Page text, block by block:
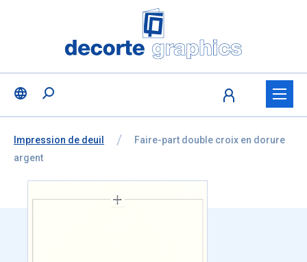
Fratello DEMO
Vous êtes ici:
de
Impression de deuil
Faire-part double croix en dorure
argent